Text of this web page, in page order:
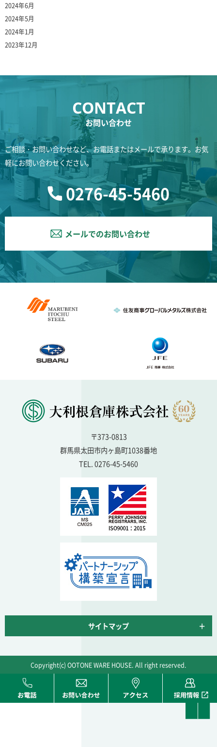
2024年6月
2024年5月
2024年1月
2023年12月
お問い合わせ
ご相談・お問い合わせなど、お電話またはメールで承ります。お気
軽にお問い合わせください。
0276-45-5460
メールでのお問い合わせ
〒373-0813
群馬県太田市内ヶ島町1038番地
TEL. 0276-45-5460
サイトマップ
Copyright(c) OOTONE WARE HOUSE. All right reserved.